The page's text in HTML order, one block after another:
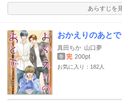
あらすじを
おかえりのあと
真田ちか 山口夢
巻 完 200pt
お気に入り：182人